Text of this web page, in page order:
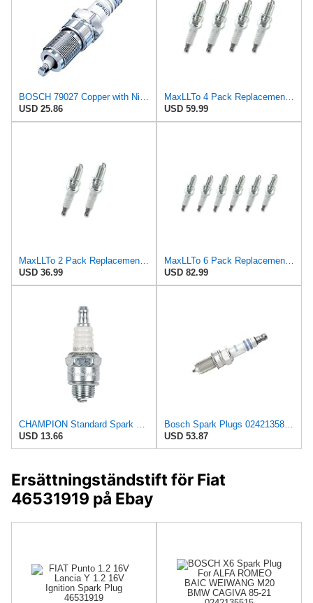
BOSCH 79027 Copper with Nickel Spark Plug - Pack of 10
USD 25.86
MaxLLTo 4 Pack Replacement 4983 Standard Spark Plug for Bosch 79027 for Chrysler SP070500AA for
USD 59.99
MaxLLTo 2 Pack Replacement 4983 Standard Spark Plug for Bosch 79027 for Chrysler SP070500AA for
USD 36.99
MaxLLTo 6 Pack Replacement 4983 Standard Spark Plug for Bosch 79027 for Chrysler SP070500AA for
USD 82.99
CHAMPION Standard Spark Plug OE052/T10
USD 13.66
Bosch Spark Plugs 0242135801 (N25), Set of 4
USD 53.87
Ersättningständstift för Fiat
46531919 på Ebay